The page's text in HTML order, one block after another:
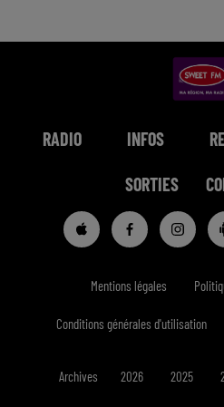
RADIO INFOS
SORTIES
Mentions légales
Conditions générales d'utilisation
Archives 2026 2025